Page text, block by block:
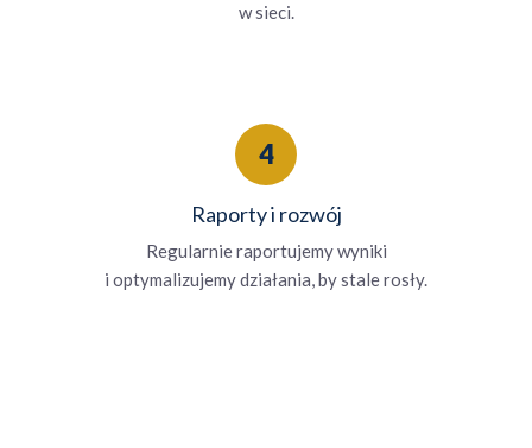
w sieci.
4
Raporty i rozwój
Regularnie raportujemy wyniki
i optymalizujemy działania, by stale rosły.